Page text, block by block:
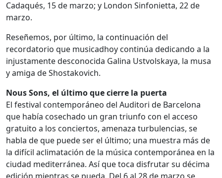
Cadaqués, 15 de marzo; y London Sinfonietta, 22 de
marzo.
Reseñemos, por último, la continuación del
recordatorio que musicadhoy continúa dedicando a la
injustamente desconocida Galina Ustvolskaya, la musa
y amiga de Shostakovich.
Nous Sons, el último que cierre la puerta
El festival contemporáneo del Auditori de Barcelona
que había cosechado un gran triunfo con el acceso
gratuito a los conciertos, amenaza turbulencias, se
habla de que puede ser el último; una muestra más de
la difícil aclimatación de la música contemporánea en la
ciudad mediterránea. Así que toca disfrutar su décima